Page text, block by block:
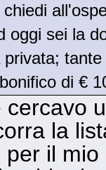
oggi sei la
di €
cercavo
la
il